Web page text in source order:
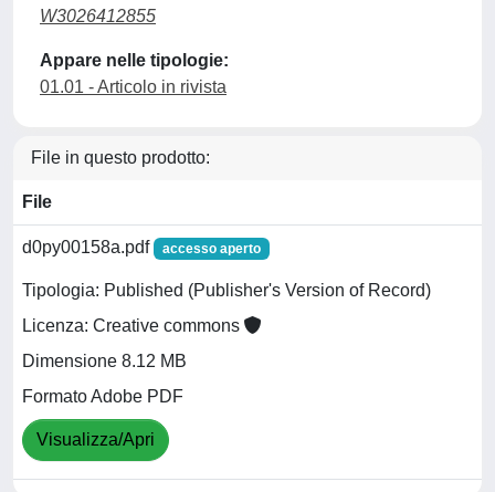
W3026412855
Appare nelle tipologie:
01.01 - Articolo in rivista
File in questo prodotto:
File
d0py00158a.pdf accesso aperto
Tipologia: Published (Publisher's Version of Record)
Licenza: Creative commons
Dimensione 8.12 MB
Formato Adobe PDF
Visualizza/Apri